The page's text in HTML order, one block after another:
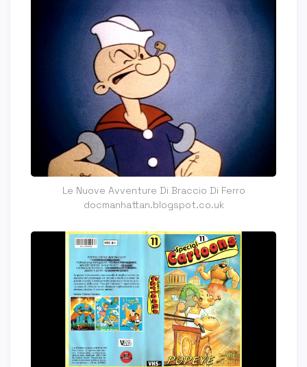
Le Nuove Avventure Di Braccio Di Ferro
docmanhattan.blogspot.co.uk